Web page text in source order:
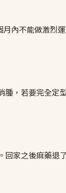
內不能做激烈
，若要完全定
家之後麻藥